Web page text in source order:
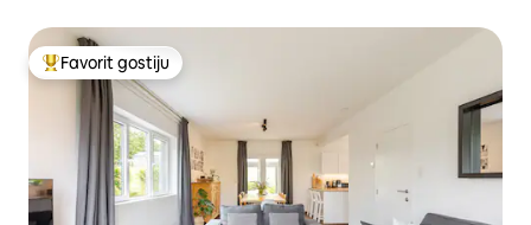
Glavni favorit gostiju
Favorit gostiju